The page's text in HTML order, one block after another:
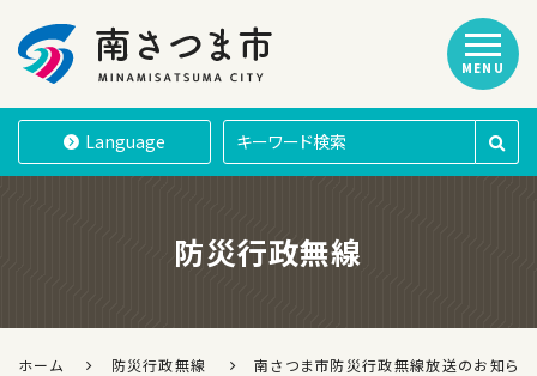
南さつま市
Language
MENU
防災行政無線
ホーム 防災行政無線
南さつま市防災行政無線放送のお知ら